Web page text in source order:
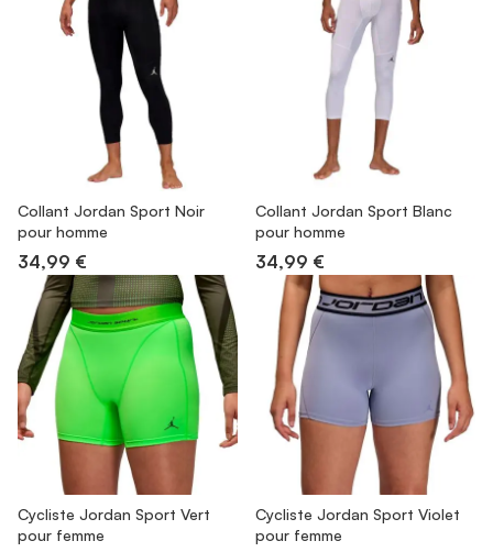
Collant Jordan Sport Noir
pour homme
34,99 €
Collant Jordan Sport Blanc
pour homme
34,99 €
Cycliste Jordan Sport Vert
pour femme
Cycliste Jordan Sport Violet
pour femme